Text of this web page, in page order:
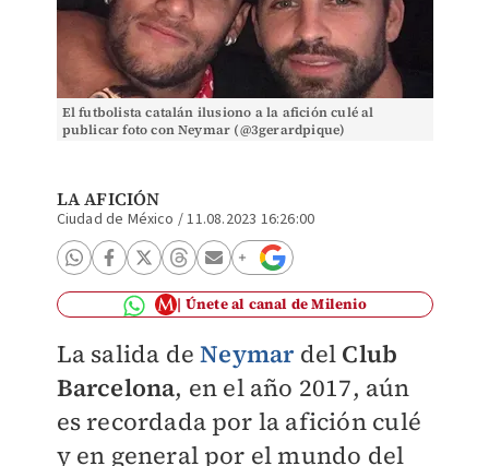
El futbolista catalán ilusiono a la afición culé al
publicar foto con Neymar (@3gerardpique)
LA AFICIÓN
Ciudad de México /11.08.2023 16:26:00
Únete al canal de Milenio
La salida deNeymardel Club
Barcelona, en el año 2017, aún
es recordada por la afición culé
y en general por el mundo del